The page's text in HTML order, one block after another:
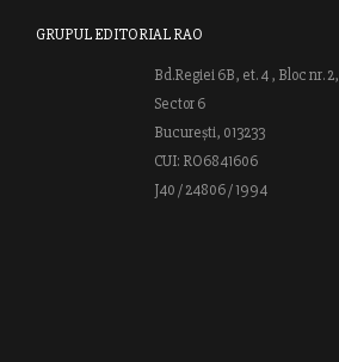
GRUPUL EDITORIAL RAO
Bd.Regiei 6B, et. 4 , Bloc nr. 2,
Sector 6
București, 013233
CUI: RO6841606
J40 / 24806 / 1994